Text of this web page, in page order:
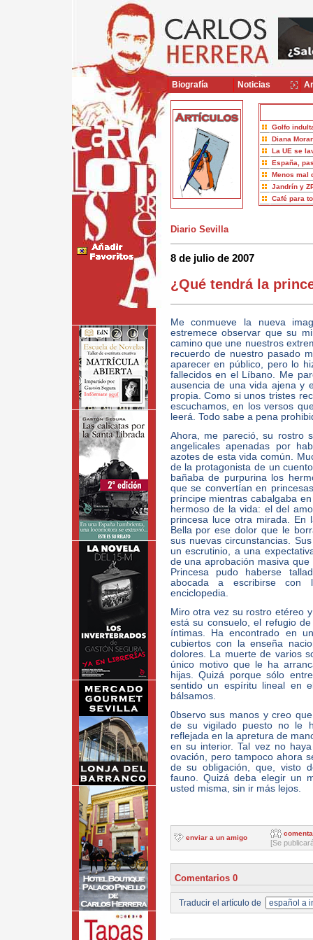
Golfo
Diana
La UE se
España,
Menos mal
Jandrín y
Café para
Diario Sevilla
8 de julio de 2007
¿Qué tendrá la
Me conmueve la nueva
estremece observar que su
camino que une nuestros
recuerdo de nuestro pasado
aparecer en público, pero lo
fallecidos en el Líbano. Me
ausencia de una vida ajena y
propia. Como si unos tristes
escuchamos, en los versos
leerá. Todo sabe a pena
Ahora, me pareció, su rostro
angelicales apenadas por
azotes de esta vida común.
de la protagonista de un
bañaba de purpurina los
que se convertían en
príncipe mientras cabalgaba
hermoso de la vida: el del
princesa luce otra mirada.
Bella por ese dolor que le
sus nuevas circunstancias.
un escrutinio, a una
de una aprobación masiva
Princesa pudo haberse
abocada a escribirse con
enciclopedia.
Miro otra vez su rostro etéreo
está su consuelo, el refugio
íntimas. Ha encontrado en
cubiertos con la enseña
dolores. La muerte de varios
único motivo que le ha
hijas. Quizá porque sólo
sentido un espíritu lineal en
bálsamos.
0bservo sus manos y creo
de su vigilado puesto no le
reflejada en la apretura de
en su interior. Tal vez no
ovación, pero tampoco ahora
de su obligación, que, visto
fauno. Quizá deba elegir un
usted misma, sin ir más lejos.
enviar a un amigo
[Se
Comentarios 0
Traducir el artículo de
Biografía Noticias